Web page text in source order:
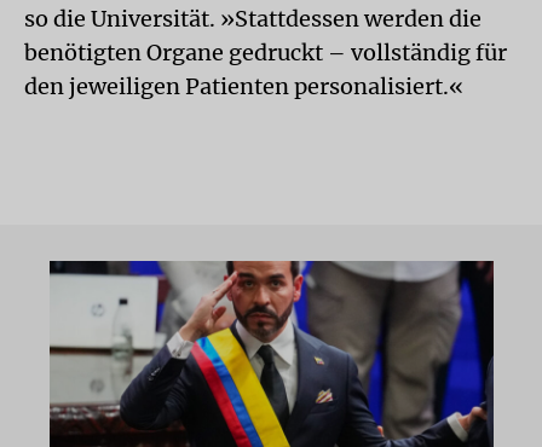
so die Universität. »Stattdessen werden die
benötigten Organe gedruckt – vollständig für
den jeweiligen Patienten personalisiert.«